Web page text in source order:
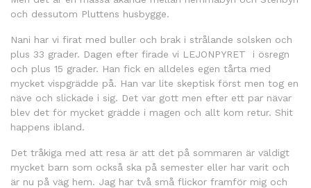
och dessutom Pluttens husbygge.
Nani har vi firat med buller och brak i strålande solsken och
plus 33 grader. Dagen efter firade vi LEJONPYRET
i ösregn
och plus 15 grader. Han fick en alldeles egen tårta med
mycket vispgrädde på. Han var lite skeptisk först men tog en
näve och slickade i sig. Det var gott men efter ett par nävar
blev det för mycket grädde i magen och allt kom retur. Shit
happens ibland.
Det tråkiga med att resa är att det på sommaren är väldigt
mycket barn som också ska på semester eller har varit och
är nu på väg hem. Jag har två små flickor framför mig och